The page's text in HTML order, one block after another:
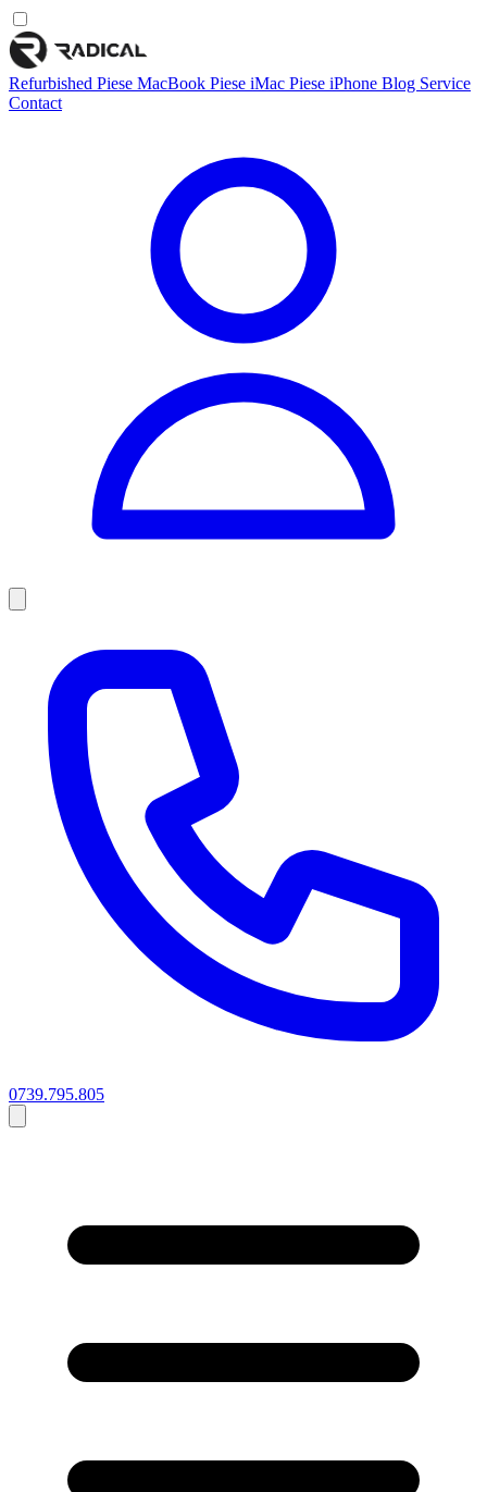
Refurbished Piese MacBook Piese iMac Piese iPhone Blog Service
Contact
0739.795.805